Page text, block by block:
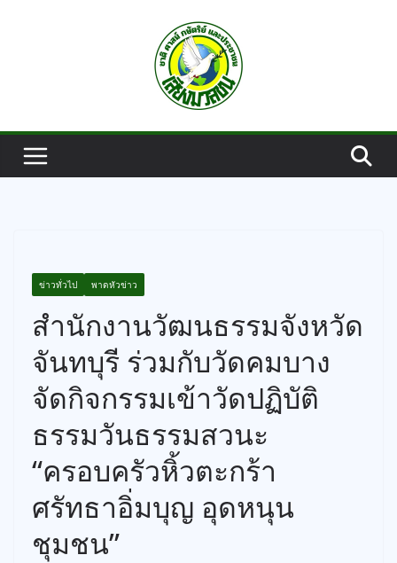
ข่าวทั่วไป พาดหัวข่าว
สำนักงานวัฒนธรรมจังหวัด
จันทบุรี ร่วมกับวัดคมบาง
จัดกิจกรรมเข้าวัดปฏิบัติ
ธรรมวันธรรมสวนะ
“ครอบครัวหิ้วตะกร้า
ศรัทธาอิ่มบุญ อุดหนุน
ชุมชน”